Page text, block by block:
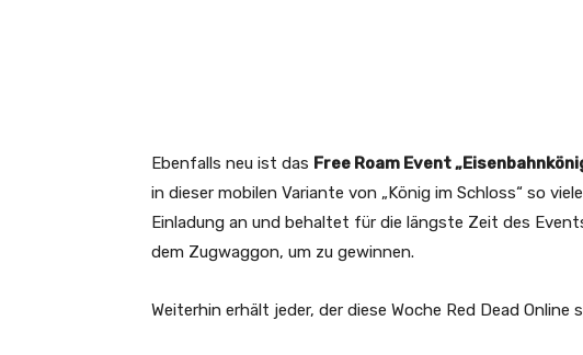
Ebenfalls neu ist das Free Roam Event
in dieser mobilen Variante von „König im Schloss“ so
Einladung an und behaltet für die längste Zeit des
dem Zugwaggon, um zu gewinnen.
Weiterhin erhält jeder, der diese Woche Red Dead Online